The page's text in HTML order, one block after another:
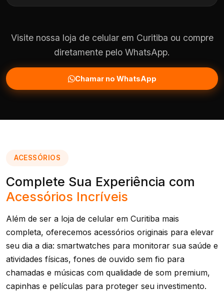
Visite nossa loja de celular em Curitiba ou compre
diretamente pelo WhatsApp.
Chamar no WhatsApp
ACESSÓRIOS
Complete Sua Experiência com
Acessórios Incríveis
Além de ser a loja de celular em Curitiba mais
completa, oferecemos acessórios originais para elevar
seu dia a dia: smartwatches para monitorar sua saúde e
atividades físicas, fones de ouvido sem fio para
chamadas e músicas com qualidade de som premium,
capinhas e películas para proteger seu investimento.